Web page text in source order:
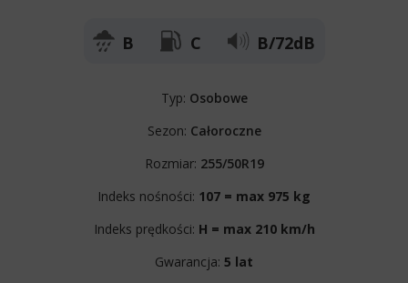
B C B/72dB
Typ: Osobowe
Sezon: Całoroczne
Rozmiar: 255/50R19
Indeks nośności: 107 = max 975 kg
Indeks prędkości: H = max 210 km/h
Gwarancja: 5 lat